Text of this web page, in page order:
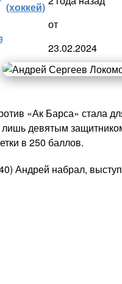
(хоккей)
от
23.02.2024
«Ак Барса» стала
девятым
в 250 баллов.
Андрей набрал,